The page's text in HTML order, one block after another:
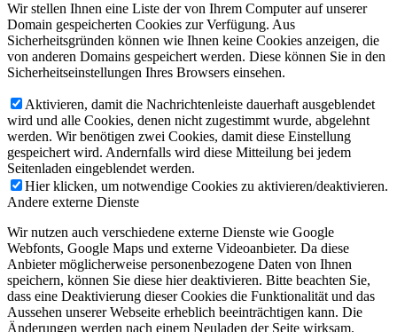
Wir stellen Ihnen eine Liste der von Ihrem Computer auf unserer
Domain gespeicherten Cookies zur Verfügung. Aus
Sicherheitsgründen können wie Ihnen keine Cookies anzeigen, die
von anderen Domains gespeichert werden. Diese können Sie in den
Sicherheitseinstellungen Ihres Browsers einsehen.
Aktivieren, damit die Nachrichtenleiste dauerhaft ausgeblendet
wird und alle Cookies, denen nicht zugestimmt wurde, abgelehnt
werden. Wir benötigen zwei Cookies, damit diese Einstellung
gespeichert wird. Andernfalls wird diese Mitteilung bei jedem
Seitenladen eingeblendet werden.
Hier klicken, um notwendige Cookies zu aktivieren/deaktivieren.
Andere externe Dienste
Wir nutzen auch verschiedene externe Dienste wie Google
Webfonts, Google Maps und externe Videoanbieter. Da diese
Anbieter möglicherweise personenbezogene Daten von Ihnen
speichern, können Sie diese hier deaktivieren. Bitte beachten Sie,
dass eine Deaktivierung dieser Cookies die Funktionalität und das
Aussehen unserer Webseite erheblich beeinträchtigen kann. Die
Änderungen werden nach einem Neuladen der Seite wirksam.